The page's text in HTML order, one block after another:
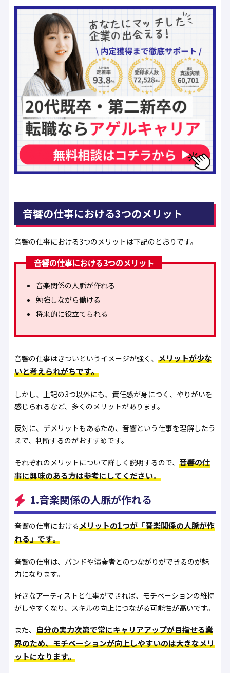
音響の仕事における3つのメリット
音響の仕事における3つのメリットは下記のとおりです。
音響の仕事における3つのメリット
音楽関係の人脈が作れる
勉強しながら働ける
将来的に役立てられる
音響の仕事はきついというイメージが強く、 メリットが少な
いと考えられがちです。
しかし、上記の3つ以外にも、責任感が身につく、やりがいを
感じられるなど、多くのメリットがあります。
反対に、デメリットもあるため、音響という仕事を理解したう
えで、判断するのがおすすめです。
それぞれのメリットについて詳しく説明するので、 音響の仕
事に興味のある方は参考にしてください。
1.音楽関係の人脈が作れる
音響の仕事におけるメリットの1つが「音楽関係の人脈が作
れる」です。
音響の仕事は、バンドや演奏者とのつながりができるのが魅
力になります。
好きなアーティストと仕事ができれば、モチベーションの維持
がしやすくなり、スキルの向上につながる可能性が高いです。
また、 自分の実力次第で常にキャリアアップが目指せる業
界のため、モチベーションが向上しやすいのは大きなメリ
ットになります。